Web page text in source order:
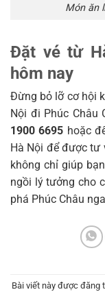
Món ăn
Đặt vé từ
hôm nay
Đừng bỏ lỡ cơ hội
Nội đi Phúc Châu
1900 6695 hoặc
Hà Nội để được tư
không chỉ giúp
ngồi lý tưởng cho
phá Phúc Châu
Bài viết này được đăng